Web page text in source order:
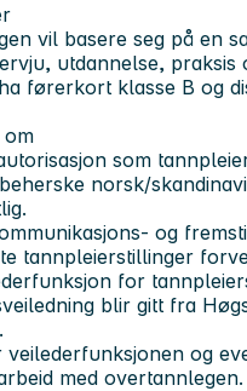
vil basere seg på en
utdannelse, praksis
førerkort klasse B og
som
norsk/
og
tannpleierstillinger
for
blir gitt fra
veilederfunksjonen og
med overtannlegen.